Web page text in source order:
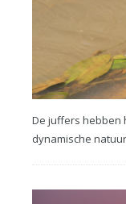
De juffers hebben
dynamische